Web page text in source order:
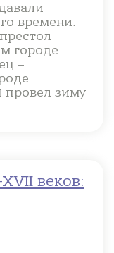
времени.
городе
–
зиму
веков: